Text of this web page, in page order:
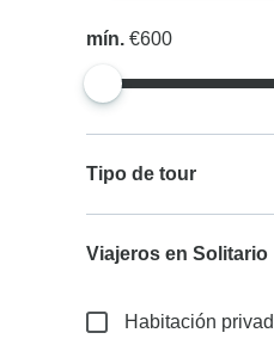
mín.€600
Tipo de tour
Viajeros en Solitario
Habitación